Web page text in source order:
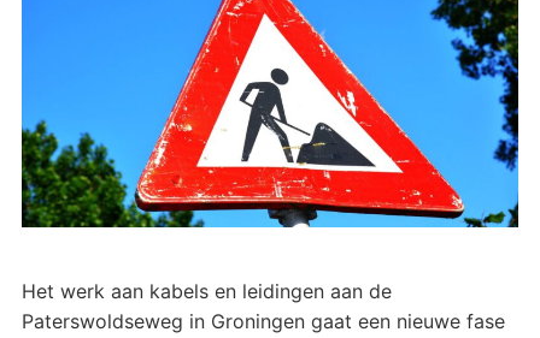
Het werk aan kabels en leidingen aan de
Paterswoldseweg in Groningen gaat een nieuwe fase